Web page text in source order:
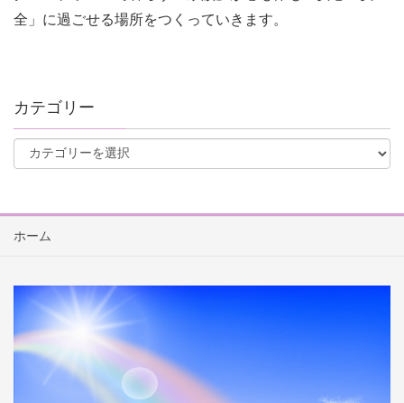
全」に過ごせる場所をつくっていきます。
カテゴリー
ホーム